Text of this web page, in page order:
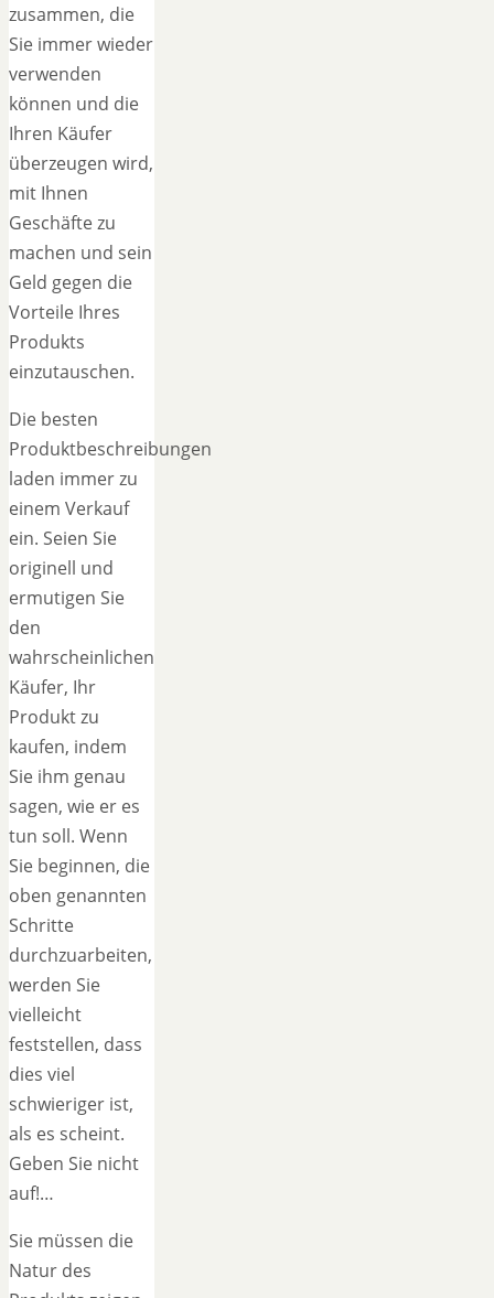
zusammen, die
Sie immer wieder
verwenden
können und die
Ihren Käufer
überzeugen wird,
mit Ihnen
Geschäfte zu
machen und sein
Geld gegen die
Vorteile Ihres
Produkts
einzutauschen.
Die besten
Produktbeschreibungen
laden immer zu
einem Verkauf
ein. Seien Sie
originell und
ermutigen Sie
den
wahrscheinlichen
Käufer, Ihr
Produkt zu
kaufen, indem
Sie ihm genau
sagen, wie er es
tun soll. Wenn
Sie beginnen, die
oben genannten
Schritte
durchzuarbeiten,
werden Sie
vielleicht
feststellen, dass
dies viel
schwieriger ist,
als es scheint.
Geben Sie nicht
auf!…
Sie müssen die
Natur des